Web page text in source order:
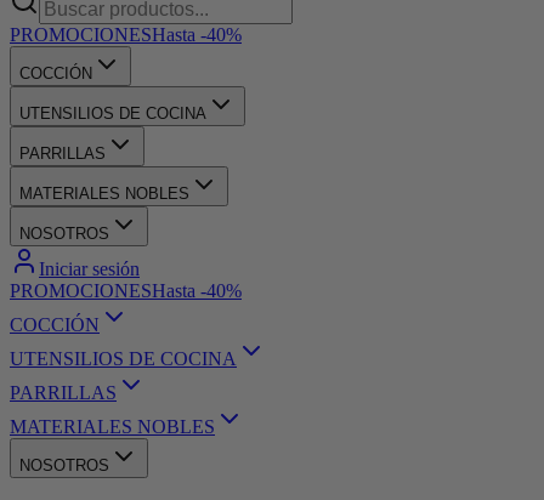
PROMOCIONESHasta -40%
COCCIÓN
UTENSILIOS DE COCINA
PARRILLAS
MATERIALES NOBLES
NOSOTROS
Iniciar sesión
PROMOCIONESHasta -40%
COCCIÓN
UTENSILIOS DE COCINA
PARRILLAS
MATERIALES NOBLES
NOSOTROS